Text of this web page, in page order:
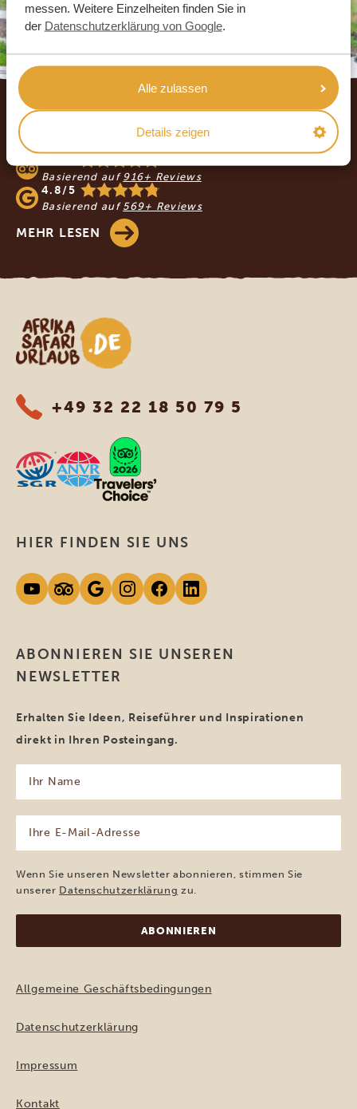
messen. Weitere Einzelheiten finden Sie in
der Datenschutzerklärung von Google.
Alle zulassen
Details zeigen
Footer
UNSERE GÄSTE EMPFEHLEN AFRIKA
SAFARI URLAUB
Basierend auf 916+ Reviews
4.8/5
Basierend auf 569+ Reviews
MEHR LESEN
Afrika Safari Urlaub
+49 32 22 18 50 79 5
ABONNIEREN SIE UNSEREN
NEWSLETTER
Erhalten Sie Ideen, Reiseführer und Inspirationen
direkt in Ihren Posteingang.
Name
(erforderlich)
Mail-
Adresse
(erforderlich)
Wenn Sie unseren Newsletter abonnieren, stimmen Sie
unserer Datenschutzerklärung zu.
HIER FINDEN SIE UNS
Allgemeine Geschäftsbedingungen
Datenschutzerklärung
Impressum
Kontakt